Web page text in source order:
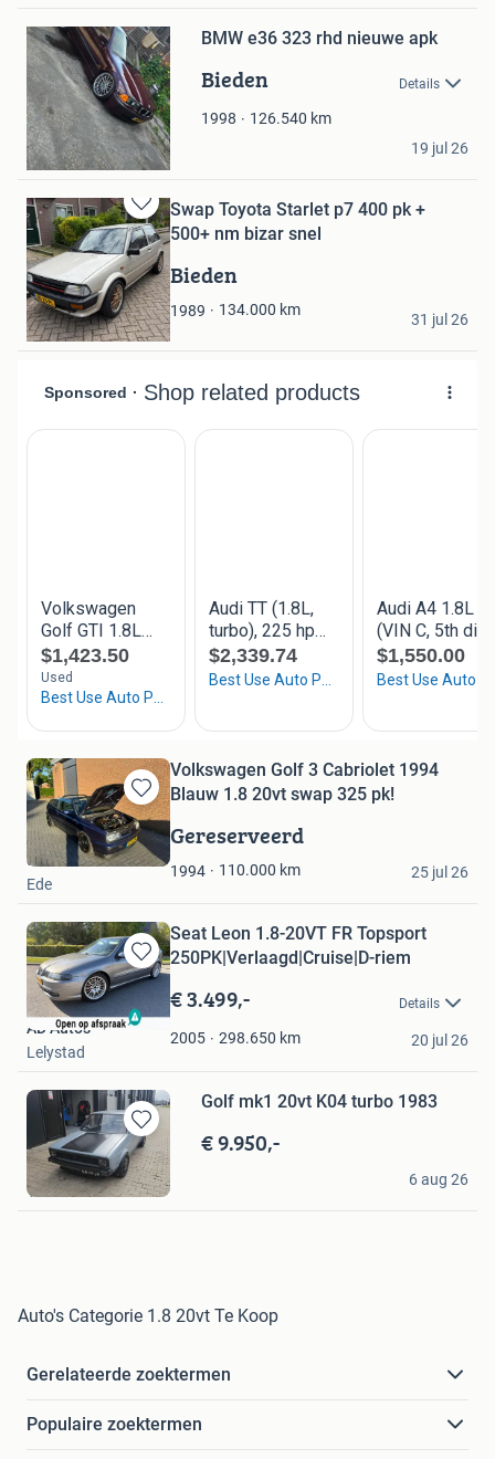
in
Mijn
Favorieten
BMW e36 323 rhd nieuwe apk
Bieden Details
1998 126.540 km
kevin bergsma
Veendam
19 jul 26
Bewaren
in
Mijn
Favorieten
Swap Toyota Starlet p7 400 pk +
500+ nm bizar snel
Bieden
1989 134.000 km
bas
Papendrecht
31 jul 26
Bewaren
in
Mijn
Favorieten
Volkswagen Golf 3 Cabriolet 1994
Blauw 1.8 20vt swap 325 pk!
Gereserveerd
1994 110.000 km
de modelbouwer
Ede
25 jul 26
Bewaren
in
Mijn
Favorieten
Seat Leon 1.8-20VT FR Topsport
250PK|Verlaagd|Cruise|D-riem
€ 3.499,- Details
2005 298.650 km
AD Auto's
Lelystad
20 jul 26
Bewaren
in
Mijn
Favorieten
Golf mk1 20vt K04 turbo 1983
€ 9.950,-
Tim
Veessen
6 aug 26
Auto's Categorie 1.8 20vt Te Koop
Gerelateerde zoektermen
Populaire zoektermen